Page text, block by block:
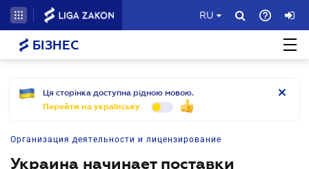
RU
БІЗНЕС
Ця сторінка доступна рідною мовою.
Перейти на українську
Организация деятельности и лицензирование
Украина начинает поставки